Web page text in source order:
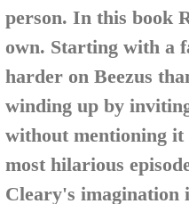
person. In this book
own. Starting with a
harder on Beezus
winding up by
without mentioning it
most hilarious
Cleary's imagination